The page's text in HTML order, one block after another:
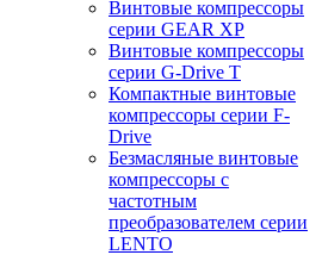
Винтовые компрессоры
серии GEAR XP
Винтовые компрессоры
серии G-Drive T
Компактные винтовые
компрессоры серии F-
Drive
Безмасляные винтовые
компрессоры с
частотным
преобразователем серии
LENTO